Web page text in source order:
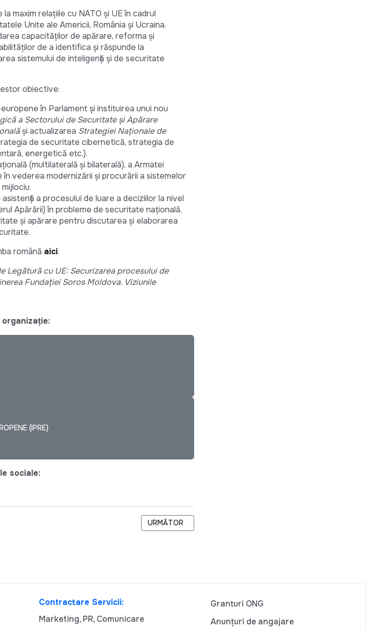
maxim relațiile cu NATO și UE în cadrul
Unite ale Americii, România și Ucraina.
capacităților de apărare, reforma și
de a identifica și răspunde la
sistemului de inteligență și de securitate
obiective:
în Parlament și instituirea unui nou
a Sectorului de Securitate și Apărare
și actualizarea Strategiei Naționale de
de securitate cibernetică, strategia de
energetică etc.).
(multilaterală și bilaterală), a Armatei
vederea modernizării și procurării a sistemelor
a procesului de luare a deciziilor la nivel
Apărării) în probleme de securitate națională.
și apărare pentru discutarea și elaborarea
română aici.
cu UE: Securizarea procesului de
Fundației Soros Moldova. Viziunile
(IPRE)
sociale:
ACTIVE DIN RAIOANELE CAHUL ȘI UNGHENIARTICOLUL URMĂTOR: LANSAREA CICLULUI DE PRELEGERI
URMĂTOR
Contractare Servicii:
Marketing, PR, Comunicare
Granturi ONG
Anunțuri de angajare